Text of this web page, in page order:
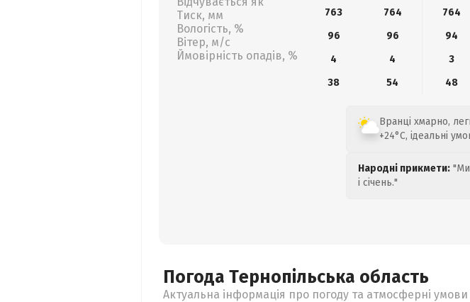
Тиск, мм
Вологість, %
Вітер, м/с
Ймовірність опадів, %
763 764 764
96
96 94
4
4 3
38
54 48
Вранці хмарно,
+24°C, ідеальні
Народні прикмети:
і січень."
Погода Тернопільська область
Актуальна інформація про погоду та атмосферні умови